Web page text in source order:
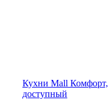
Кухни Mall Комфорт,
доступный